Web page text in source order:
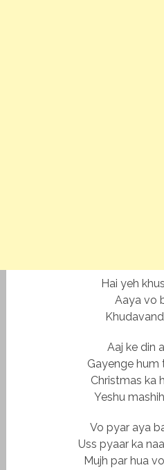
Hai yeh
Aaya vo
Aaj ke din
Gayenge hum
Christmas ka
Yeshu
Vo pyar aya
Uss pyaar ka
Mujh par hua